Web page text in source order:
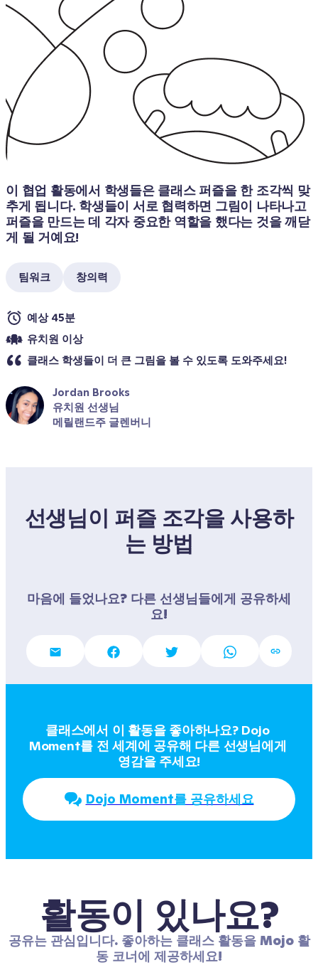
이 협업 활동에서 학생들은 클래스 퍼즐을 한 조각씩 맞
추게 됩니다. 학생들이 서로 협력하면 그림이 나타나고
퍼즐을 만드는 데 각자 중요한 역할을 했다는 것을 깨닫
게 될 거예요!
팀워크 창의력
예상 45분
유치원 이상
클래스 학생들이 더 큰 그림을 볼 수 있도록 도와주세요!
Jordan Brooks
유치원 선생님
메릴랜드주 글렌버니
선생님이 퍼즐 조각을 사용하
는 방법
마음에 들었나요? 다른 선생님들에게 공유하세
요!
클래스에서 이 활동을 좋아하나요? Dojo
Moment를 전 세계에 공유해 다른 선생님에게
영감을 주세요!
Dojo Moment를 공유하세요
활동이 있나요?
공유는 관심입니다. 좋아하는 클래스 활동을 Mojo 활
동 코너에 제공하세요!